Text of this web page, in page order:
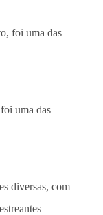
uma das